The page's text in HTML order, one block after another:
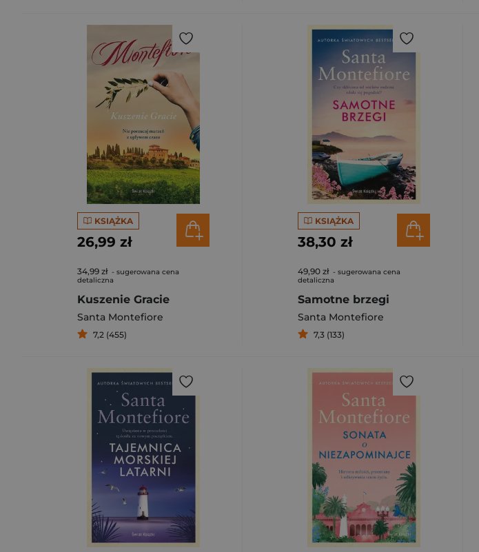
KSIĄŻKA
26,99 zł
34,99 zł - sugerowana cena
detaliczna
Kuszenie Gracie
Santa Montefiore
7,2 (455)
KSIĄŻKA
38,30 zł
49,90 zł - sugerowana cena
detaliczna
Samotne brzegi
Santa Montefiore
7,3 (133)